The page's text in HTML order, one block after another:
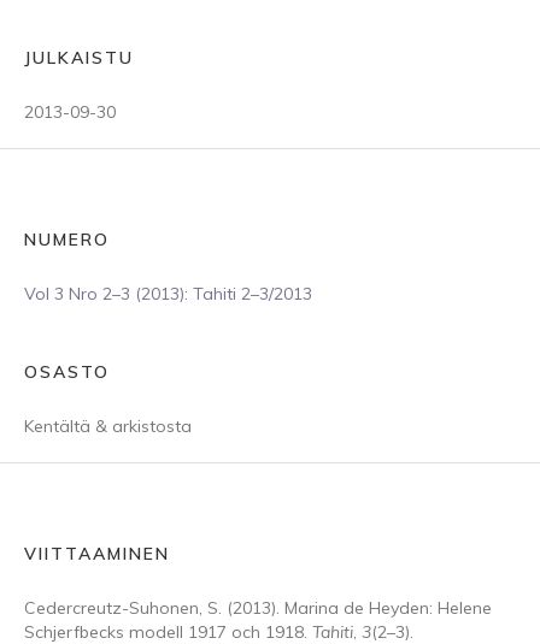
JULKAISTU
2013-09-30
NUMERO
Vol 3 Nro 2–3 (2013): Tahiti 2–3/2013
OSASTO
Kentältä & arkistosta
VIITTAAMINEN
Cedercreutz-Suhonen, S. (2013). Marina de Heyden: Helene
Schjerfbecks modell 1917 och 1918. Tahiti, 3(2–3).